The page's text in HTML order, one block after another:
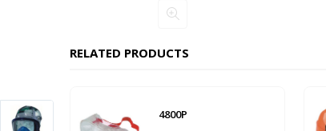
RELATED PRODUCTS
4800P